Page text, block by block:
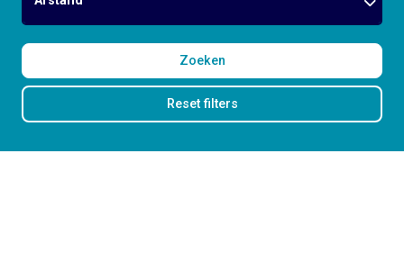
Zoeken
Reset filters